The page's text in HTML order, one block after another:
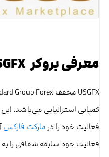
معرفی بروکر USGFX
فعالیت خود را در مارکت فارکس
فعالیت خود سابقه شفافی را